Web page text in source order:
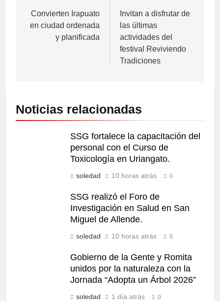
Convierten Irapuato
en ciudad ordenada
y planificada
Invitan a disfrutar de
las últimas
actividades del
festival Reviviendo
Tradiciones
Noticias relacionadas
SSG fortalece la capacitación del
personal con el Curso de
Toxicología en Uriangato.
soledad 10 horas atrás 0
SSG realizó el Foro de
Investigación en Salud en San
Miguel de Allende.
soledad 10 horas atrás 0
Gobierno de la Gente y Romita
unidos por la naturaleza con la
Jornada “Adopta un Árbol 2026”
soledad 1 día atrás 0